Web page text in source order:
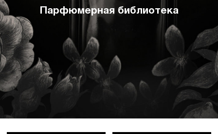
Парфюмерная библиотека